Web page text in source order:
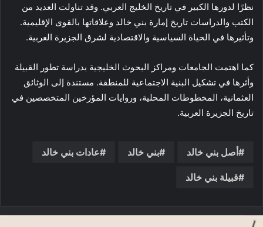
نظرًا لدورها الكبير في تاريخ الخليج العربي. وقد تناولت العديد من
الكتب والدراسات تاريخ إمارة بني خالد وعلاقاتها بالقوى الإقليمية.
وتأثيرها في الحياة السياسية والاقتصادية لشرق الجزيرة العربية.
كما اهتمت الجامعات ومراكز البحوث الخليجية بدراسة تطور القبيلة
وأثرها في تشكيل البنية الاجتماعية للمنطقة. مستندة إلى الوثائق
العثمانية، المخطوطات المحلية، وروايات المؤرخين المتخصصين في
تاريخ الجزيرة العربية.
أصل بني خالد بني خالد عادات بني خالد
قبيلة بني خالد